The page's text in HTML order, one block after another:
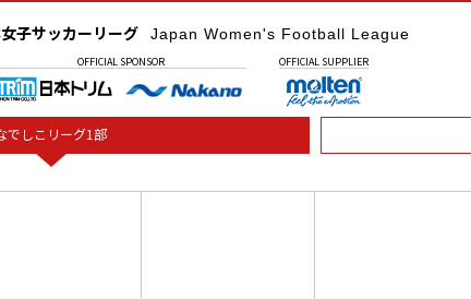
子サッカーリーグ Japan Women's Football League
OFFICIAL SPONSOR OFFICIAL SUPPLIER
でしこリーグ1部